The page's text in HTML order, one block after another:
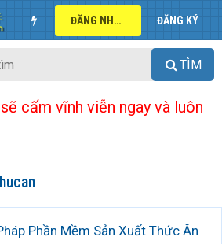
ĐĂNG NHẬP ĐĂNG KÝ
TÌM
cấm vĩnh viễn ngay và luôn
Phần Mềm Sản Xuất Thức Ăn